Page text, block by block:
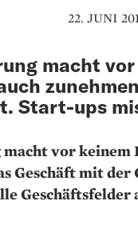
22. JUNI
macht
Start-ups
vor keinem
Geschäft mit